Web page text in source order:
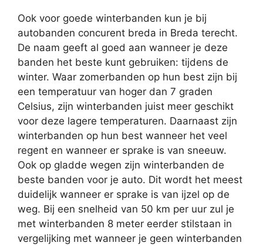
Ook voor goede winterbanden kun je bij
autobanden concurent breda in Breda terecht.
De naam geeft al goed aan wanneer je deze
banden het beste kunt gebruiken: tijdens de
winter. Waar zomerbanden op hun best zijn bij
een temperatuur van hoger dan 7 graden
Celsius, zijn winterbanden juist meer geschikt
voor deze lagere temperaturen. Daarnaast zijn
winterbanden op hun best wanneer het veel
regent en wanneer er sprake is van sneeuw.
Ook op gladde wegen zijn winterbanden de
beste banden voor je auto. Dit wordt het meest
duidelijk wanneer er sprake is van ijzel op de
weg. Bij een snelheid van 50 km per uur zul je
met winterbanden 8 meter eerder stilstaan in
vergelijking met wanneer je geen winterbanden